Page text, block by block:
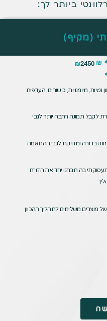
ביותר לך:​
(מקיף)
₪2450 ₪
מיומנויות, כישורים, העדפות
לקבל תמונה רחבה יותר לגבי
ברורה ומדויקת לגבי ההתאמה
בה תבחנו יחד את הדו"ח
של מוצרים משלימים לתהליך ההכוון